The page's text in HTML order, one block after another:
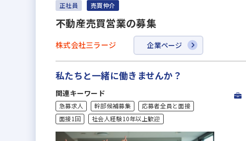
正社員 売買仲介
不動産売買営業の募集
株式会社三ラージ 企業ページ
私たちと一緒に働きませんか？
関連キーワード
急募求人 幹部候補募集
応募者全員と面接
面接1回
社会人経験10年以上歓迎